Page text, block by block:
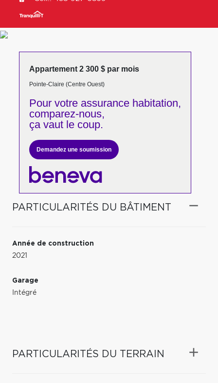
Appartement 2 300 $ par mois
Pointe-Claire (Centre Ouest)
Pour votreassurance habitation,
comparez-nous,
ça vaut le coup.
Demandez une soumission
PARTICULARITÉS DU BÂTIMENT
Année de construction
2021
Garage
Intégré
PARTICULARITÉS DU TERRAIN